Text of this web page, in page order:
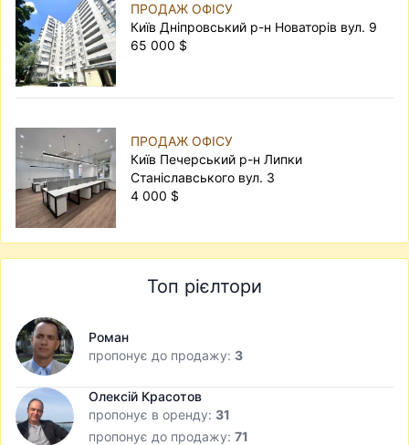
ПРОДАЖ ОФІСУ
Київ Дніпровський р-н Новаторів вул. 9
65 000 $
ПРОДАЖ ОФІСУ
Київ Печерський р-н Липки
Станіславського вул. 3
4 000 $
Топ рієлтори
Роман
пропонує до продажу: 3
Олексій Красотов
пропонує в оренду: 31
пропонує до продажу: 71